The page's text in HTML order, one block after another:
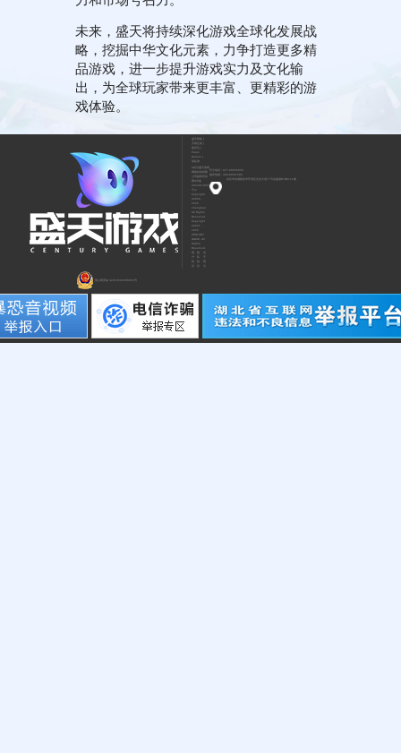
未来，盛天将持续深化游戏全球化发展战
略，挖掘中华文化元素，力争打造更多精
品游戏，进一步提升游戏实力及文化输
出，为全球玩家带来更丰富、更精彩的游
戏体验。
盛天网络
天戏互娱
易乐玩
Paras
Games
易起游
©武汉盛天游戏
网络科技有限
公司版权所有
鄂ICP备
2022014904
号-2
Copyright
©2006 -
2026
shengtian.
All Rights
Reserved.
Copyright
©2021 -
2026
CENTURY
GAME. All
Rights
Reserved.
户
协
隐
私
协
关
官方电话：027-86655050
服务热线：400-8858-580
武汉市东湖新技术开发区光谷大道77号金融港B7栋9-11楼
鄂公网安备 42018502006663号